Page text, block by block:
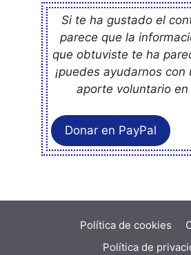
Si te ha gustado el
parece que la
que obtuviste te ha
¡puedes ayudarnos con
aporte voluntario en
Donar en PayPal
Política de cookies
Política de